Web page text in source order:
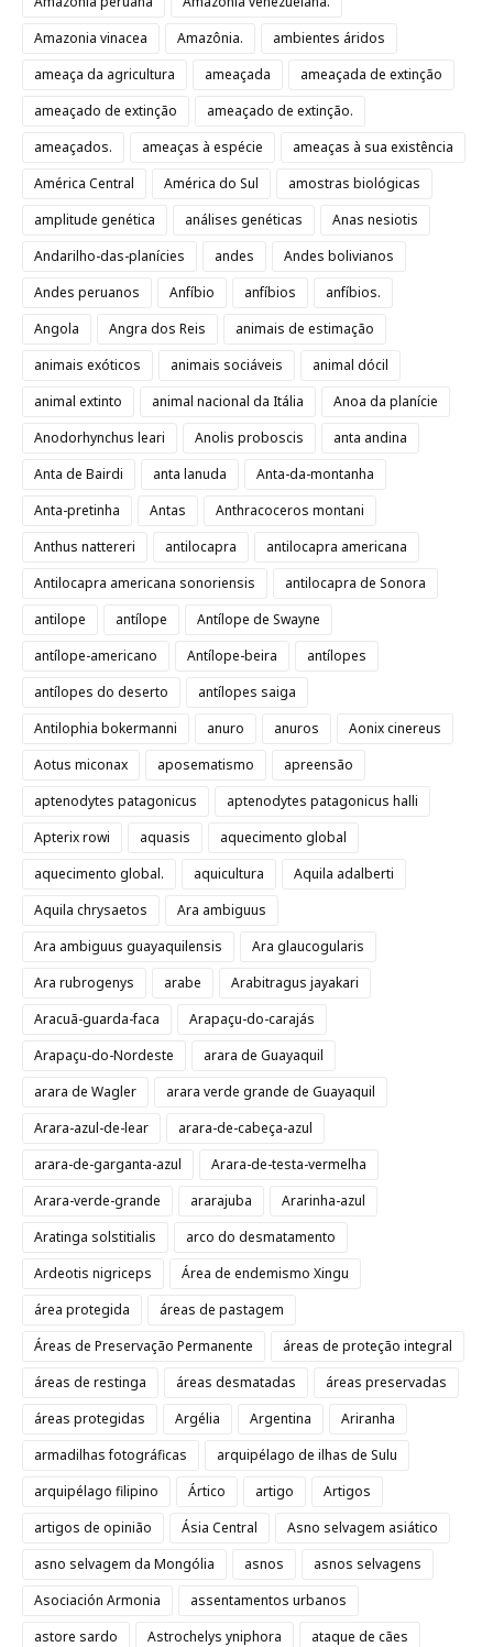
Amazonia vinacea
Amazônia.
ambientes áridos
ameaça da agricultura
ameaçada
ameaçada de extinção
ameaçado de extinção
ameaçado de extinção.
ameaçados.
ameaças à espécie
ameaças à sua existência
América Central
América do Sul
amostras biológicas
amplitude genética
análises genéticas
Anas nesiotis
Andarilho-das-planícies
andes
Andes bolivianos
Andes peruanos
Anfíbio anfíbios
anfíbios.
Angola
Angra dos Reis
animais de estimação
animais exóticos
animais sociáveis
animal dócil
animal extinto
animal nacional da Itália
Anoa da planície
Anodorhynchus leari
Anolis proboscis
anta andina
Anta de Bairdi
anta lanuda
Anta-da-montanha
Anta-pretinha
Antas
Anthracoceros montani
Anthus nattereri
antilocapra
antilocapra americana
Antilocapra americana sonoriensis
antilocapra de Sonora
antilope
antílope
Antílope de Swayne
antílope-americano
Antílope-beira
antílopes
antílopes do deserto
antílopes saiga
Antilophia bokermanni
anuro anuros
Aonix cinereus
Aotus miconax
aposematismo
apreensão
aptenodytes patagonicus
aptenodytes patagonicus halli
Apterix rowi
aquasis
aquecimento global
aquecimento global.
aquicultura
Aquila adalberti
Aquila chrysaetos
Ara ambiguus
Ara ambiguus guayaquilensis
Ara glaucogularis
Ara rubrogenys
arabe
Arabitragus jayakari
Aracuã-guarda-faca
Arapaçu-do-carajás
Arapaçu-do-Nordeste
arara de Guayaquil
arara de Wagler
arara verde grande de Guayaquil
Arara-azul-de-lear
arara-de-cabeça-azul
arara-de-garganta-azul
Arara-de-testa-vermelha
Arara-verde-grande
ararajuba
Ararinha-azul
Aratinga solstitialis
arco do desmatamento
Ardeotis nigriceps
Área de endemismo Xingu
área protegida
áreas de pastagem
Áreas de Preservação Permanente
áreas de proteção integral
áreas de restinga
áreas desmatadas
áreas preservadas
áreas protegidas
Argélia Argentina
Ariranha
armadilhas fotográficas
arquipélago de ilhas de Sulu
arquipélago filipino
Ártico artigo
Artigos
artigos de opinião
Ásia Central
Asno selvagem asiático
asno selvagem da Mongólia
asnos
asnos selvagens
Asociación Armonia
assentamentos urbanos
astore sardo
Astrochelys yniphora
ataque de cães